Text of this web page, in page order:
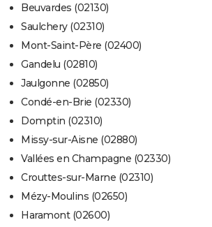
Beuvardes (02130)
Saulchery (02310)
Mont-Saint-Père (02400)
Gandelu (02810)
Jaulgonne (02850)
Condé-en-Brie (02330)
Domptin (02310)
Missy-sur-Aisne (02880)
Vallées en Champagne (02330)
Crouttes-sur-Marne (02310)
Mézy-Moulins (02650)
Haramont (02600)